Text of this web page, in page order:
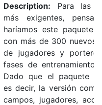
Description:
Para las
más exigentes,
haríamos este paquete
con más de 300 nuevos
de jugadores y
fases de entrenamiento
Dado que el paquete
es decir, la versión
campos, jugadores,